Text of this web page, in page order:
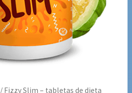
/ Fizzy Slim – tabletas de dieta